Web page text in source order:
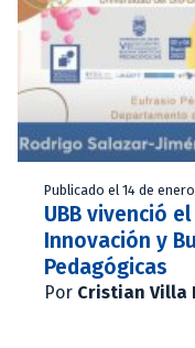
Publicado el 14 de
UBB vivenció
Innovación y
Pedagógicas
Por Cristian Villa